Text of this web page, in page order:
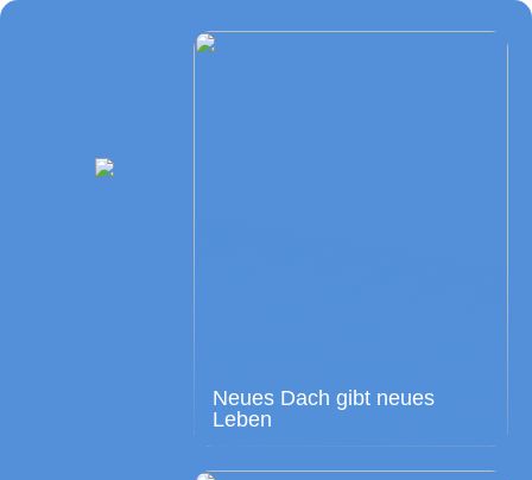
Neues Dach gibt neues
Leben